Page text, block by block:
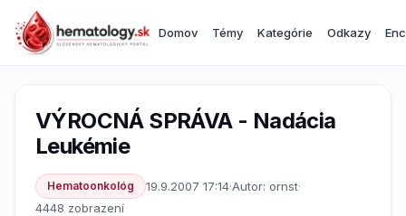
Domov Témy Kategórie Odkazy
VÝROCNÁ SPRÁVA - Nadácia
Leukémie
Hematoonkológ 19.9.2007 17:14·Autor: ornst·
4448 zobrazení